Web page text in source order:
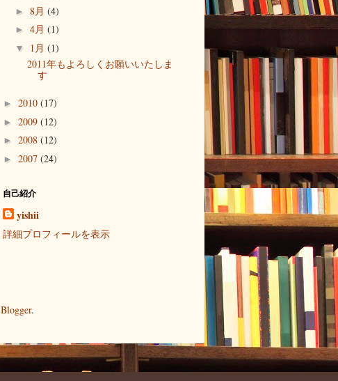
► 8月 (4)
► 4月 (1)
▼ 1月 (1)
2011年もよろしくお願いいたしま
す
► 2010 (17)
► 2009 (12)
► 2008 (12)
► 2007 (24)
自己紹介
yishii
詳細プロフィールを表示
Blogger.